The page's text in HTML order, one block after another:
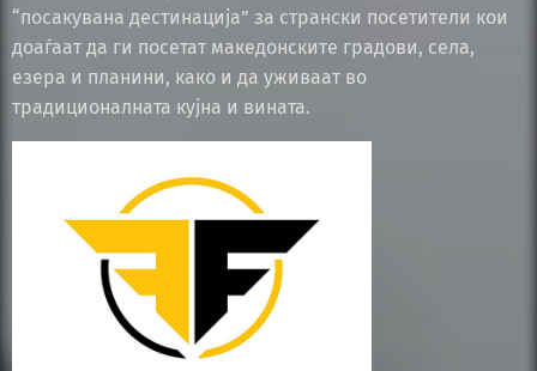
“посакувана дестинација” за странски посетители кои
доаѓаат да ги посетат македонските градови, села,
езера и планини, како и да уживаат во
традиционалната кујна и вината.